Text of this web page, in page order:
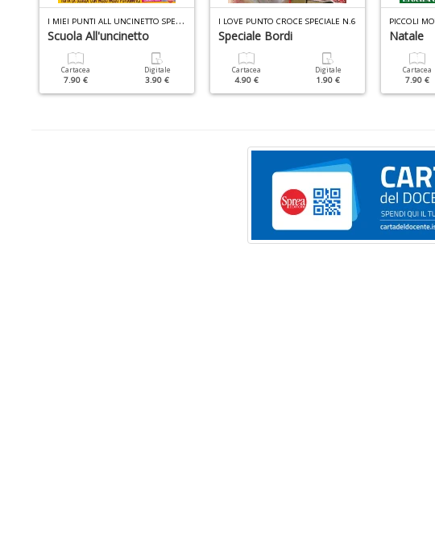
I
MIEI PUNTI ALL UNCINETTO SPECIALE N.1
Scuola All'uncinetto
Cartacea
7.90 €
Digitale
3.90 €
I LOVE PUNTO CROCE SPECIALE N.6
Speciale Bordi
Cartacea
4.90 €
Digitale
1.90 €
Natale
Cartacea
7.90 €